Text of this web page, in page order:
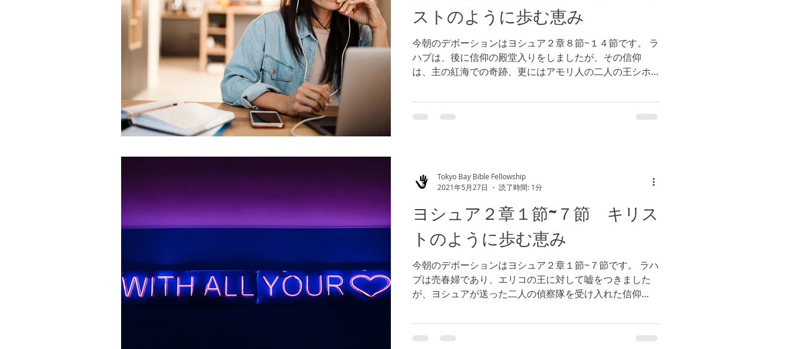
ストのように歩む恵み
今朝のデボーションはヨシュア２章８節~１４節です。 ラ
ハブは、後に信仰の殿堂入りをしましたが、その信仰
は、主の紅海での奇跡、更にはアモリ人の二人の王シホ
り、信仰は聞く事を通して、キリストの御言葉を通し
て、与えられるという事...
ヨシュア２章１節~７節 キリス
トのように歩む恵み
今朝のデボーションはヨシュア２章１節~７節です。 ラハ
ブは売春婦であり、エリコの王に対して嘘をつきました
が、ヨシュアが送った二人の偵察隊を受け入れた信仰
１章３１節）神様が御約束の地をイスラエルの民に与え
るという御計画が成就さ...
Tokyo Bay Bible Fellowship
2021年5月27日
読了時間: 1分